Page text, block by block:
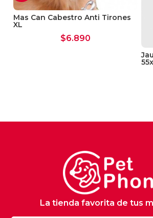
Mas Can Cabestro Anti Tirones
XL
$6.890
La tienda favorita de tus